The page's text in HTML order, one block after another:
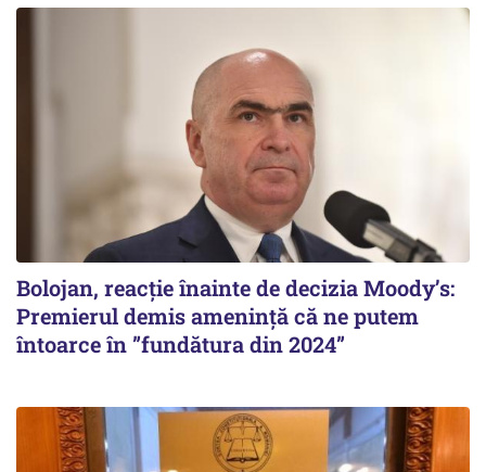
Bolojan, reacție înainte de decizia Moody’s:
Premierul demis amenință că ne putem
întoarce în ”fundătura din 2024”